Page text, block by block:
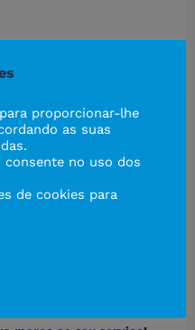
proporcionar-lhe
as suas
consente no uso dos
de cookies para